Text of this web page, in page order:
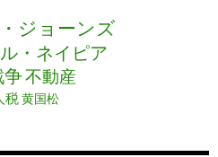
ジョーンズ
・ネイピア
争不動産
税黄国松